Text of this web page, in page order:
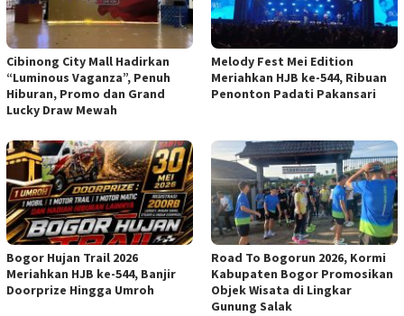
Cibinong City Mall Hadirkan
“Luminous Vaganza”, Penuh
Hiburan, Promo dan Grand
Lucky Draw Mewah
Melody Fest Mei Edition
Meriahkan HJB ke-544, Ribuan
Penonton Padati Pakansari
Bogor Hujan Trail 2026
Meriahkan HJB ke-544, Banjir
Doorprize Hingga Umroh
Road To Bogorun 2026, Kormi
Kabupaten Bogor Promosikan
Objek Wisata di Lingkar
Gunung Salak